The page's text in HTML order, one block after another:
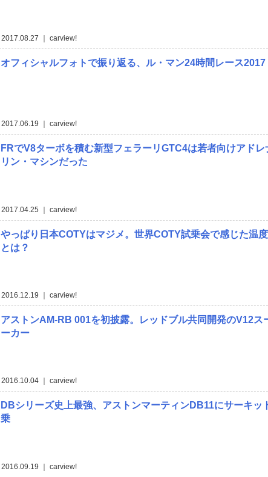
2017.08.27 ｜ carview!
オフィシャルフォトで振り返る、ル・マン24時間レース2017
2017.06.19 ｜ carview!
FRでV8ターボを積む新型フェラーリGTC4は若者向けアドレ
リン・マシンだった
2017.04.25 ｜ carview!
やっぱり日本COTYはマジメ。世界COTY試乗会で感じた温
とは？
2016.12.19 ｜ carview!
アストンAM-RB 001を初披露。レッドブル共同開発のV12ス
ーカー
2016.10.04 ｜ carview!
DBシリーズ史上最強、アストンマーティンDB11にサーキッ
乗
2016.09.19 ｜ carview!